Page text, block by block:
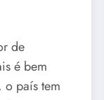
de
é bem
o país tem